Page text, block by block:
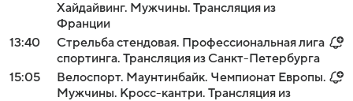
Хайдайвинг. Мужчины. Трансляция из
Франции
13:40
Стрельба стендовая. Профессиональная лига
спортинга. Трансляция из Санкт-Петербурга
15:05
Велоспорт. Маунтинбайк. Чемпионат Европы.
Мужчины. Кросс-кантри. Трансляция из